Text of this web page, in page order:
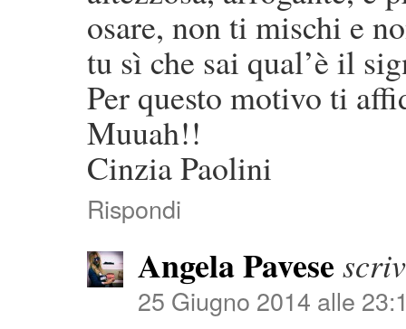
osare, non ti mischi e
tu sì che sai qual’è il
Per questo motivo ti
Muuah!!
Cinzia Paolini
Rispondi
Angela Pavese
25 Giugno 2014 alle